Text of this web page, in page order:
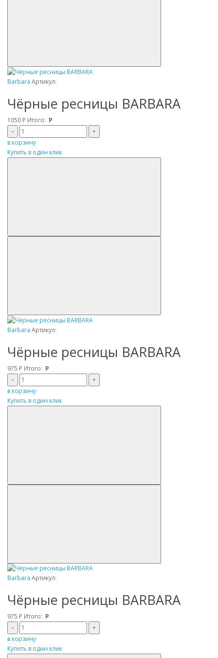
Barbara Артикул:
Чёрные ресницы BARBARA
1050 Р Итого: Р
–
+
в корзину
Купить в один клик
Barbara Артикул:
Чёрные ресницы BARBARA
975 Р Итого: Р
–
+
в корзину
Купить в один клик
Barbara Артикул:
Чёрные ресницы BARBARA
975 Р Итого: Р
–
+
в корзину
Купить в один клик